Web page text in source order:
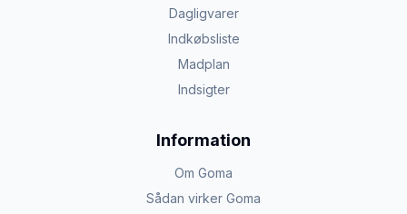
Dagligvarer
Indkøbsliste
Madplan
Indsigter
Information
Om Goma
Sådan virker Goma